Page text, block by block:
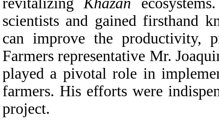
scientists and gained firsthand
can improve the productivity,
Farmers representative Mr.
played a pivotal role in
farmers. His efforts were
project.